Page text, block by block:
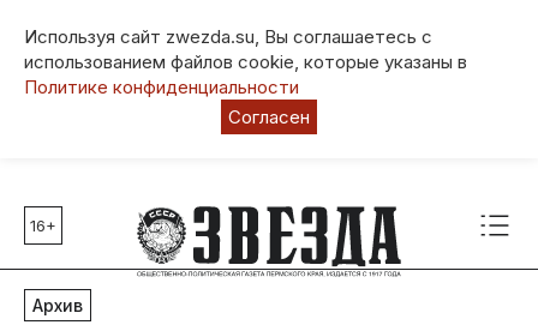
Используя сайт zwezda.su, Вы соглашаетесь с
использованием файлов cookie, которые указаны в
Политике конфиденциальности
Согласен
Главные темы
80 лет Победы
Молодежная столица РФ
16+
Архив